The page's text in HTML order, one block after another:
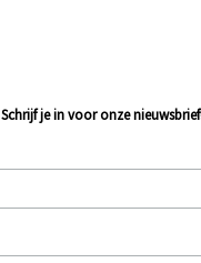
Schrijf je in voor onze